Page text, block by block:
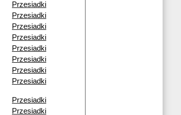
Przesiadki
Przesiadki
Przesiadki
Przesiadki
Przesiadki
Przesiadki
Przesiadki
Przesiadki
Przesiadki
Przesiadki